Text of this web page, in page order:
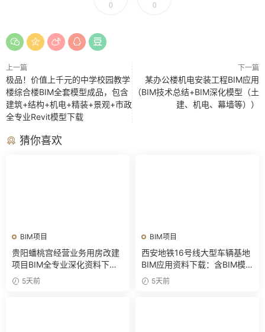
0 0
上一篇
极品！价值上千元的中学校园教学
楼综合楼BIM全套模型成品，包含
建筑+结构+机电+精装+景观+市政
全专业Revit模型下载
下一篇
某办公楼机电安装工程BIM应用
（BIM技术总结+BIM深化模型（土
建、机电、幕墙等））
猜你喜欢
BIM项目
贵阳蟠桃宫经营业务用房改建
项目BIM全专业深化资料下
载：含模型、汇报PPT及演示
视频
5天前
BIM项目
西安地铁16号线大型车辆基地
BIM应用资料下载：含BIM模
型、汇报PPT及演示视频
5天前